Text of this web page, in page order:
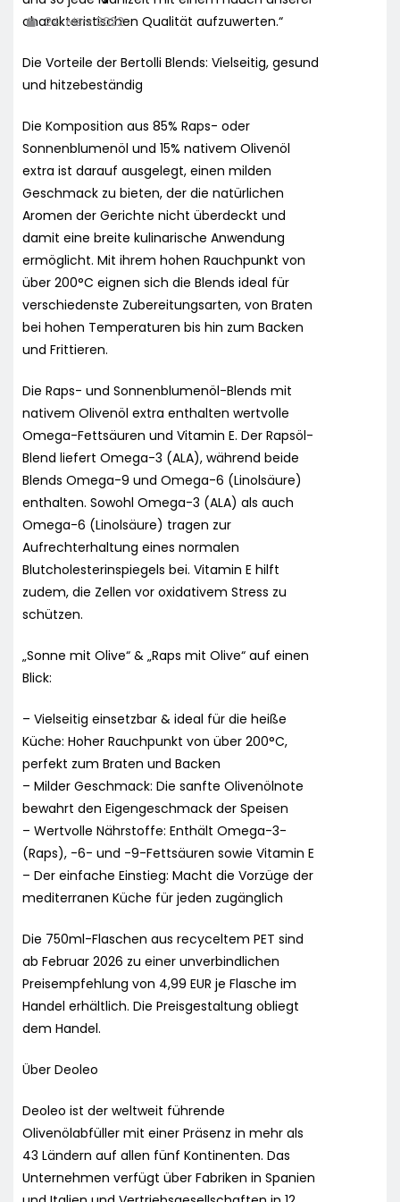
24. März 2022
charakteristischen Qualität aufzuwerten.“
Die Vorteile der Bertolli Blends: Vielseitig, gesund
und hitzebeständig
Die Komposition aus 85% Raps- oder
Sonnenblumenöl und 15% nativem Olivenöl
extra ist darauf ausgelegt, einen milden
Geschmack zu bieten, der die natürlichen
Aromen der Gerichte nicht überdeckt und
damit eine breite kulinarische Anwendung
ermöglicht. Mit ihrem hohen Rauchpunkt von
über 200°C eignen sich die Blends ideal für
verschiedenste Zubereitungsarten, von Braten
bei hohen Temperaturen bis hin zum Backen
und Frittieren.
Die Raps- und Sonnenblumenöl-Blends mit
nativem Olivenöl extra enthalten wertvolle
Omega-Fettsäuren und Vitamin E. Der Rapsöl-
Blend liefert Omega-3 (ALA), während beide
Blends Omega-9 und Omega-6 (Linolsäure)
enthalten. Sowohl Omega-3 (ALA) als auch
Omega-6 (Linolsäure) tragen zur
Aufrechterhaltung eines normalen
Blutcholesterinspiegels bei. Vitamin E hilft
zudem, die Zellen vor oxidativem Stress zu
schützen.
„Sonne mit Olive“ & „Raps mit Olive“ auf einen
Blick:
– Vielseitig einsetzbar & ideal für die heiße
Küche: Hoher Rauchpunkt von über 200°C,
perfekt zum Braten und Backen
– Milder Geschmack: Die sanfte Olivenölnote
bewahrt den Eigengeschmack der Speisen
– Wertvolle Nährstoffe: Enthält Omega-3-
(Raps), -6- und -9-Fettsäuren sowie Vitamin E
– Der einfache Einstieg: Macht die Vorzüge der
mediterranen Küche für jeden zugänglich
Die 750ml-Flaschen aus recyceltem PET sind
ab Februar 2026 zu einer unverbindlichen
Preisempfehlung von 4,99 EUR je Flasche im
Handel erhältlich. Die Preisgestaltung obliegt
dem Handel.
Über Deoleo
Deoleo ist der weltweit führende
Olivenölabfüller mit einer Präsenz in mehr als
43 Ländern auf allen fünf Kontinenten. Das
Unternehmen verfügt über Fabriken in Spanien